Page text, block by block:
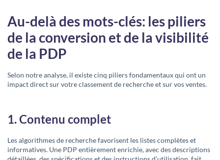
Au-delà des mots-clés: les piliers
de la conversion et de la visibilité
de la PDP
Selon notre analyse, il existe cinq piliers fondamentaux qui ont un
impact direct sur votre classement de recherche et sur vos ventes.
1. Contenu complet
Les algorithmes de recherche favorisent les listes complètes et
informatives. Une PDP entièrement enrichie, avec des descriptions